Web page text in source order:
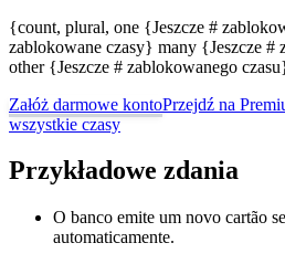
{count, plural, one {Jeszcze #
zablokowane czasy} many {Jeszcze #
other {Jeszcze # zablokowanego
Załóż darmowe kontoPrzejdź na
wszystkie czasy
Przykładowe zdania
O banco emite um novo cartão
automaticamente.